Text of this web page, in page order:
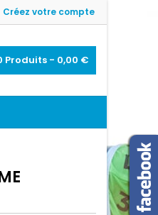
Créez votre compte
Produits - 0,00 €